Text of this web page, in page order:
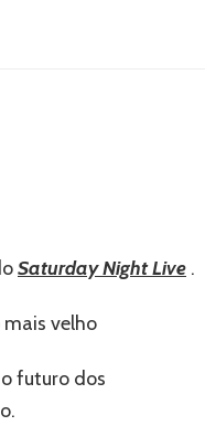
Saturday Night Live .
velho
futuro dos